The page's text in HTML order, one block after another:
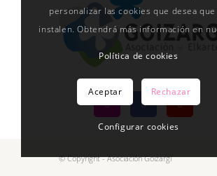
© Copyright - Asociación Goizargi
personalizar las cookies que desea que
instalen. Obtendrá más información en
Política de cookies
Aceptar Rechazar
Configurar cookies